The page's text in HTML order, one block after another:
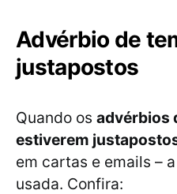
Advérbio de
justapostos
Quando os advérbios
estiverem
em cartas e emails –
usada. Confira: